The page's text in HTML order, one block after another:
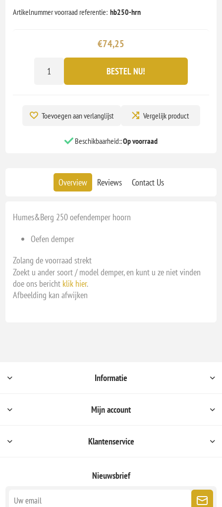
Artikelnummer voorraad referentie: hb250-hrn
€74,25
BESTEL NU!
Toevoegen aan verlanglijst Vergelijk product
Beschikbaarheid::Op voorraad
Overview Reviews Contact Us
Humes&Berg 250 oefendemper hoorn
Oefen demper
Zolang de voorraad strekt
Zoekt u ander soort / model demper, en kunt u ze niet vinden
doe ons bericht klik hier.
Afbeelding kan afwijken
Informatie
Mijn account
Klantenservice
Nieuwsbrief